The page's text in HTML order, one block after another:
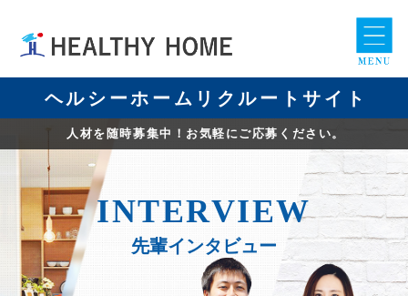
ヘルシーホームリクルートサイト
人材を随時募集中！お気軽にご応募ください。
INTERVIEW
先輩インタビュー